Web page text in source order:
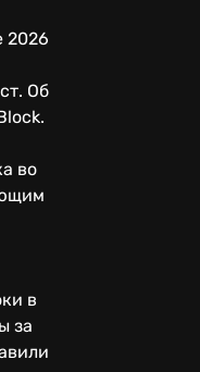
2026
Об
во
в
за